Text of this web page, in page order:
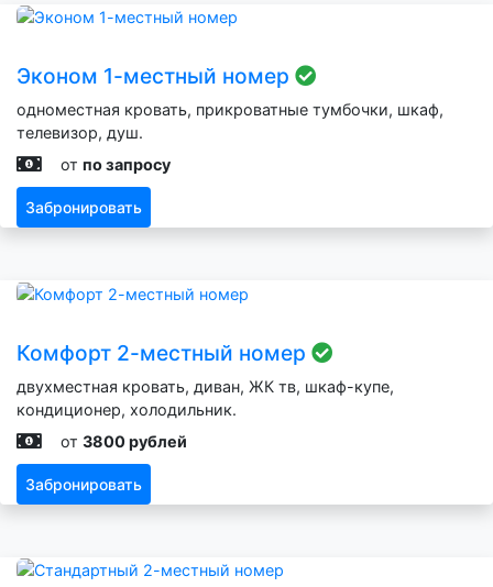
Эконом 1-местный номер
одноместная кровать, прикроватные тумбочки, шкаф,
телевизор, душ.
от по запросу
Забронировать
Комфорт 2-местный номер
двухместная кровать, диван, ЖК тв, шкаф-купе,
кондиционер, холодильник.
от 3800 рублей
Забронировать